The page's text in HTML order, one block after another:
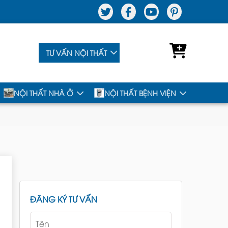
TƯ VẤN NỘI THẤT
NỘI THẤT NHÀ Ở NỘI THẤT BỆNH VIỆN
ĐĂNG KÝ TƯ VẤN